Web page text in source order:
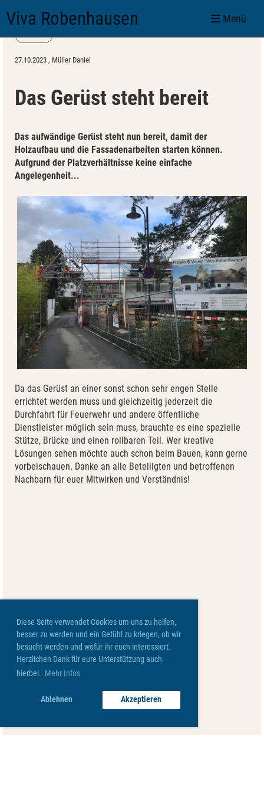
Diese Seite verwendet Cookies um uns zu helfen,
besser zu werden und ein Gefühl zu kriegen, ob wir
besucht werden und wofür ihr euch interessiert.
Herzlichen Dank für eure Unterstützung auch
hierbei. Mehr Infos
Ablehnen Akzeptieren
Viva Robenhausen Menü
Zurück
27.10.2023 , Müller Daniel
Das Gerüst steht bereit
Das aufwändige Gerüst steht nun bereit, damit der
Holzaufbau und die Fassadenarbeiten starten können.
Aufgrund der Platzverhältnisse keine einfache
Angelegenheit...
Da das Gerüst an einer sonst schon sehr engen Stelle
errichtet werden muss und gleichzeitig jederzeit die
Durchfahrt für Feuerwehr und andere öffentliche
Dienstleister möglich sein muss, brauchte es eine spezielle
Stütze, Brücke und einen rollbaren Teil. Wer kreative
Lösungen sehen möchte auch schon beim Bauen, kann gerne
vorbeischauen. Danke an alle Beteiligten und betroffenen
Nachbarn für euer Mitwirken und Verständnis!